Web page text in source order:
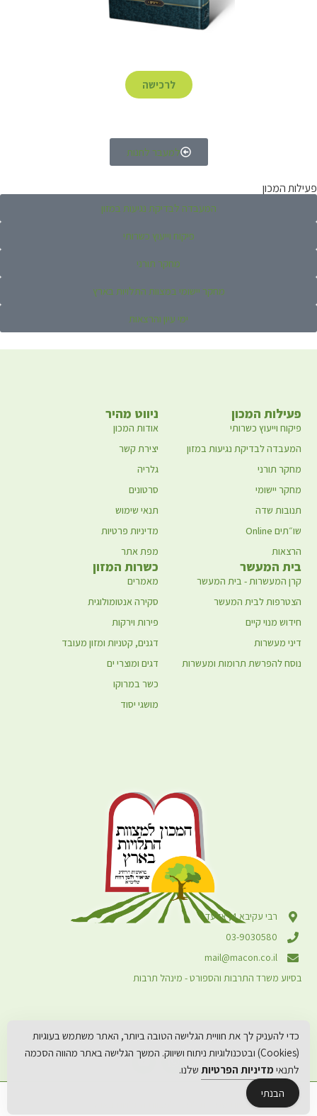
לרכישה
למעבר לחנות
פעילות המכון
המעבדה לבדיקת נגיעות במזון
פיקוח וייעוץ כשרותי
מחקר תורני
מחקר יישומי במצוות התלויות בארץ
ימי עיון והרצאות
רבי עקיבא 4, אלעד
03-9030580
mail@macon.co.il
בסיוע משרד התרבות והספורט - מינהל תרבות
ניווט מהיר
אודות המכון
יצירת קשר
גלריה
סרטונים
תנאי שימוש
מדיניות פרטיות
מפת אתר
פעילות המכון
פיקוח וייעוץ כשרותי
המעבדה לבדיקת נגיעות במזון
מחקר תורני
מחקר יישומי
תנובות שדה
שו״תים Online
הרצאות
כשרות המזון
מאמרים
סקירה אנטומולוגית
פירות וירקות
דגנים, קטניות ומזון מעובד
דגים ומוצרי ים
כשר במרוקו
מושגי יסוד
בית המעשר
קרן המעשרות - בית המעשר
הצטרפות לבית המעשר
חידוש מנוי קיים
דיני מעשרות
נוסח להפרשת תרומות ומעשרות
© 2026 כל הזכויות שמורות למכון למצוות התלויות בארץ
כדי להעניק לך את חוויית הגלישה הטובה ביותר, האתר משתמש בעוגיות
(Cookies) ובטכנולוגיות ניתוח ושיווק. המשך הגלישה באתר מהווה הסכמה
לתנאי מדיניות הפרטיות שלנו.
הבנתי